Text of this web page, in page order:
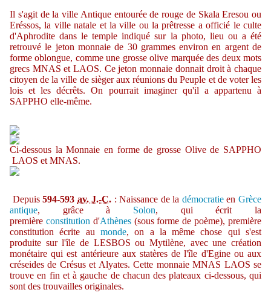
Il s'agit de la ville Antique entourée de rouge de Skala Eresou ou
Eréssos, la ville natale et la ville ou la prêtresse a officié le culte
d'Aphrodite dans le temple indiqué sur la photo, lieu ou a été
retrouvé le jeton monnaie de 30 grammes environ en argent de
forme oblongue, comme une grosse olive marquée des deux mots
grecs MNAS et LAOS. Ce jeton monnaie donnait droit à chaque
citoyen de la ville de sièger aux réunions du Peuple et de voter les
lois et les décrêts. On pourrait imaginer qu'il a appartenu à
SAPPHO elle-même.
Ci-dessous la Monnaie en forme de grosse Olive de SAPPHO
LAOS et MNAS.
Depuis594-593 av. J.-C. : Naissance de la démocratieenGrèce
antique, grâce à Solon, qui écrit la
première constitution d'Athènes(sous forme de poème), première
constitution écrite au monde, on a la même chose qui s'est
produite sur l'île de LESBOS ou Mytilène, avec une création
monétaire qui est antérieure aux statères de l'île d'Egine ou aux
créseides de Crésus et Alyates. Cette monnaie MNAS LAOS se
trouve en fin et à gauche de chacun des plateaux ci-dessous, qui
sont des trouvailles originales.